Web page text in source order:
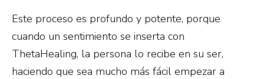
Este proceso es profundo y potente, porque
cuando un sentimiento se inserta con
ThetaHealing, la persona lo recibe en su ser,
haciendo que sea mucho más fácil empezar a